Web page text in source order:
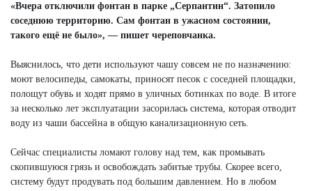
«Вчера отключили фонтан в парке „Серпантин“. Затопило
соседнюю территорию. Сам фонтан в ужасном состоянии,
такого ещё не было», — пишет череповчанка.
Выяснилось, что дети используют чашу совсем не по назначению:
моют велосипеды, самокаты, приносят песок с соседней площадки,
полощут обувь и ходят прямо в уличных ботинках по воде. В итоге
за несколько лет эксплуатации засорилась система, которая отводит
воду из чаши бассейна в общую канализационную сеть.
Сейчас специалисты ломают голову над тем, как промывать
скопившуюся грязь и освобождать забитые трубы. Скорее всего,
систему будут продувать под большим давлением. Но в любом